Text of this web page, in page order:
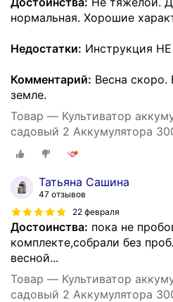
нормальная. Хорошие
Недостатки: Инструкция
Комментарий: Весна
земле.
Товар — Культиватор
садовый 2 Аккумулятора
Татьяна Сашина
47 отзывов
22 февраля
Достоинства: пока не
комплекте,собрали без
весной...
Товар — Культиватор
садовый 2 Аккумулятора